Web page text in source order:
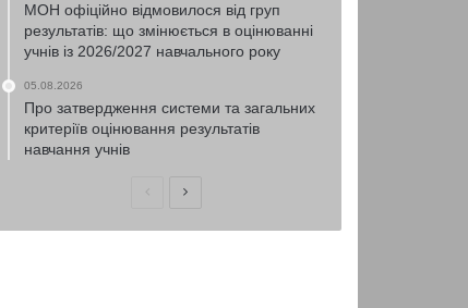
МОН офіційно відмовилося від груп
результатів: що змінюється в оцінюванні
учнів із 2026/2027 навчального року
05.08.2026
Про затвердження системи та загальних
критеріїв оцінювання результатів
навчання учнів
ПопередняНаступна